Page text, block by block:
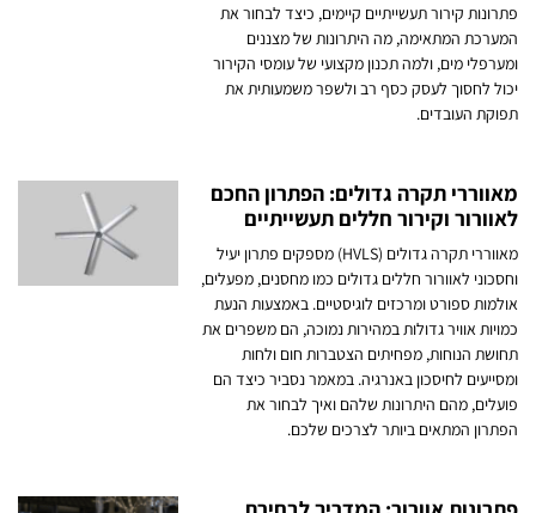
פתרונות קירור תעשייתיים קיימים, כיצד לבחור את
המערכת המתאימה, מה היתרונות של מצננים
ומערפלי מים, ולמה תכנון מקצועי של עומסי הקירור
יכול לחסוך לעסק כסף רב ולשפר משמעותית את
תפוקת העובדים.
מאווררי תקרה גדולים: הפתרון החכם
לאוורור וקירור חללים תעשייתיים
מאווררי תקרה גדולים (HVLS) מספקים פתרון יעיל
וחסכוני לאוורור חללים גדולים כמו מחסנים, מפעלים,
אולמות ספורט ומרכזים לוגיסטיים. באמצעות הנעת
כמויות אוויר גדולות במהירות נמוכה, הם משפרים את
תחושת הנוחות, מפחיתים הצטברות חום ולחות
ומסייעים לחיסכון באנרגיה. במאמר נסביר כיצד הם
פועלים, מהם היתרונות שלהם ואיך לבחור את
הפתרון המתאים ביותר לצרכים שלכם.